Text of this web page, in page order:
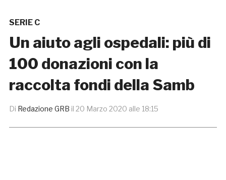
SERIE C
Un aiuto agli ospedali: più di
100 donazioni con la
raccolta fondi della Samb
Di Redazione GRB il 20 Marzo 2020 alle 18:15